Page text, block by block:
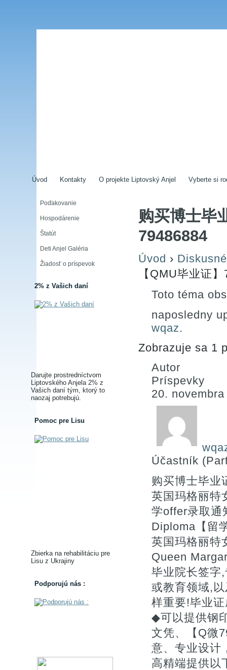
Úvod Kontakty O projekte Liptovský Anjel Vyberte si
Poďakovanie
Hospodárenie
Štatút
Deti Anjel Galéria
Žiadosť o príspevok
2% z Vašich daní
Darujte prostredníctvom
Liptovského Anjela 2% z
Vašich daní tým, ktorý to
naozaj potrebujú.
Pomoc pre Lisu
Zbierka na rehabilitáciu pre
Lisu z Ukrajiny
Podporujú nás :
购买博士毕
79486884
Úvod ›
【QMU毕业证
Toto téma
naposledny
wqaz.
Zobrazuje sa 1
Autor
Príspevky
20.
Účastník
购买博士毕业
英国玛格丽特
学offer录取通
Diploma【留
英国玛格丽特
Queen
毕业院长签字
或教育领域,
样重要!毕业
◆可以提供钢
文凭、【Q微
意、专业设计
高精端提供以